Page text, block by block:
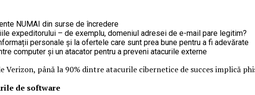
NUMAI din surse de încredere
expeditorului – de exemplu, domeniul adresei de e-mail pare legitim?
personale și la ofertele care sunt prea bune pentru a fi adevărate
computer și un atacator pentru a preveni atacurile externe
Verizon, până la 90% dintre atacurile cibernetice de succes implică
de software